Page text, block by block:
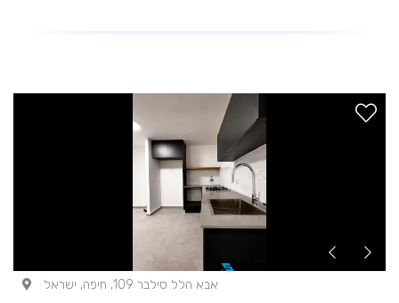
אבא הלל סילבר 109, חיפה, ישראל